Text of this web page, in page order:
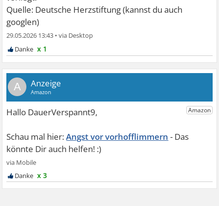
Quelle: Deutsche Herzstiftung (kannst du auch
googlen)
29.05.2026 13:43 •
x 1
A
Angst vor vorhofflimmern
x 3